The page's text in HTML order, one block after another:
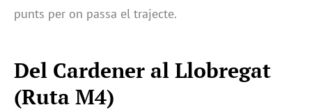
punts per on passa el trajecte.
Del Cardener al Llobregat
(Ruta M4)